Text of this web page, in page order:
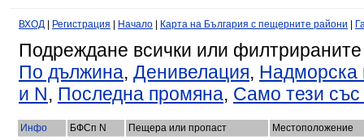
ВХОД Регистрация Начало Карта на България с пещерните райони
Подреждане всички или
По дължина, Денивелация, Надморска
и N, Последна промяна, Само тези
Инфо БФСп N Пещера или пропаст
Местоположение